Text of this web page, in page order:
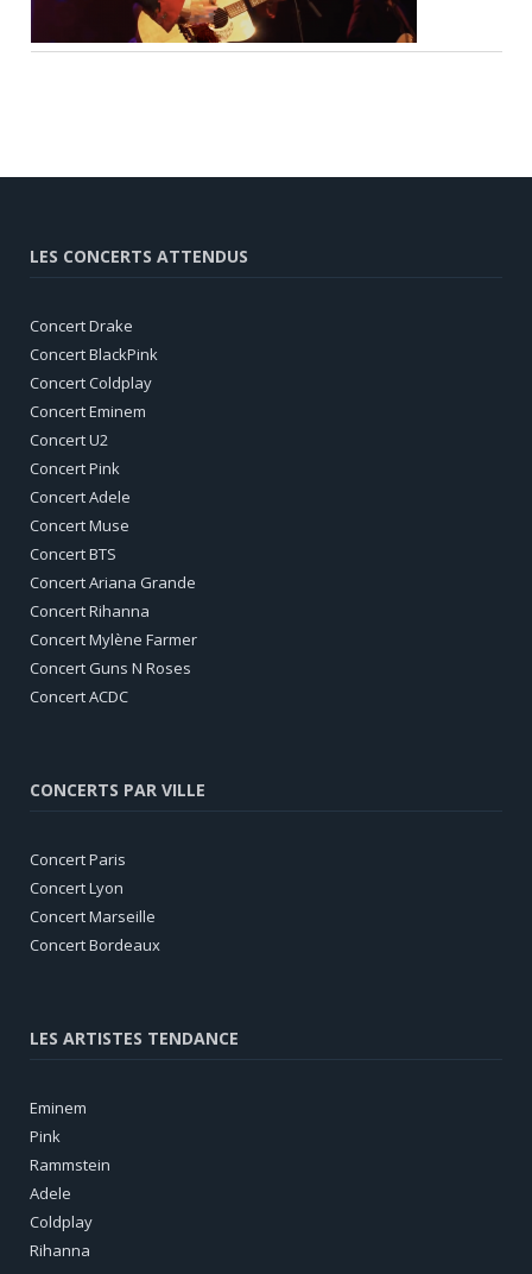
LES CONCERTS ATTENDUS
Concert Drake
Concert BlackPink
Concert Coldplay
Concert Eminem
Concert U2
Concert Pink
Concert Adele
Concert Muse
Concert BTS
Concert Ariana Grande
Concert Rihanna
Concert Mylène Farmer
Concert Guns N Roses
Concert ACDC
CONCERTS PAR VILLE
Concert Paris
Concert Lyon
Concert Marseille
Concert Bordeaux
LES ARTISTES TENDANCE
Eminem
Pink
Rammstein
Adele
Coldplay
Rihanna